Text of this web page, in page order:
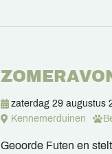
zaterdag 29 augustus
Kennemerduinen
Geoorde Futen en